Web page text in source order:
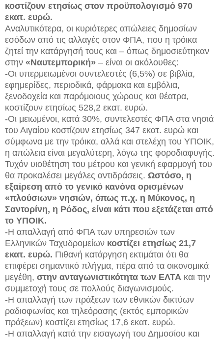
κοστίζουν ετησίως στον προϋπολογισμό 970
εκατ. ευρώ.
Αναλυτικότερα, οι κυριότερες απώλειες δημοσίων
εσόδων από τις αλλαγές στον ΦΠΑ, που η τρόικα
ζητεί την κατάργησή τους και – όπως δημοσιεύτηκαν
στην «Ναυτεμπορική» – είναι οι ακόλουθες:
-Οι υπερμειωμένοι συντελεστές (6,5%) σε βιβλία,
εφημερίδες, περιοδικά, φάρμακα και εμβόλια,
ξενοδοχεία και παρόμοιους χώρους και θέατρα,
κοστίζουν ετησίως 528,2 εκατ. ευρώ.
-Οι μειωμένοι, κατά 30%, συντελεστές ΦΠΑ στα νησιά
του Αιγαίου κοστίζουν ετησίως 347 εκατ. ευρώ και
σύμφωνα με την τρόικα, αλλά και στελέχη του ΥΠΟΙΚ,
η απώλεια είναι μεγαλύτερη, λόγω της φοροδιαφυγής.
Τυχόν υιοθέτηση του μέτρου και γενική εφαρμογή του
θα προκαλέσει μεγάλες αντιδράσεις. Ωστόσο, η
εξαίρεση από το γενικό κανόνα ορισμένων
«πλούσιων» νησιών, όπως π.χ. η Μύκονος, η
Σαντορίνη, η Ρόδος, είναι κάτι που εξετάζεται από
το ΥΠΟΙΚ.
-Η απαλλαγή από ΦΠΑ των υπηρεσιών των
Ελληνικών Ταχυδρομείων κοστίζει ετησίως 21,7
εκατ. ευρώ. Πιθανή κατάργηση εκτιμάται ότι θα
επιφέρει σημαντικό πλήγμα, πέρα από τα οικονομικά
μεγέθη, στην ανταγωνιστικότητα των ΕΛΤΑ και την
συμμετοχή τους σε πολλούς διαγωνισμούς.
-Η απαλλαγή των πράξεων των εθνικών δικτύων
ραδιοφωνίας και τηλεόρασης (εκτός εμπορικών
πράξεων) κοστίζει ετησίως 17,6 εκατ. ευρώ.
-Η απαλλαγή κατά την εισαγωγή του Δημοσίου και